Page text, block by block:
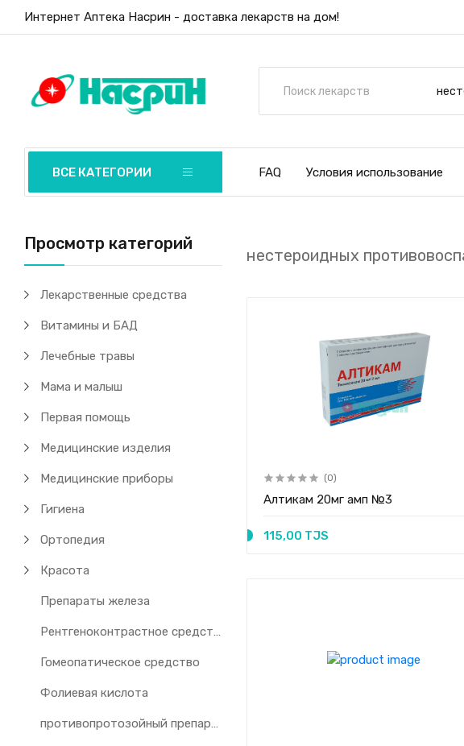
Интернет Аптека Насрин - доставка лекарств на дом!
ВСЕ КАТЕГОРИИ FAQ Условия использование
Просмотр категорий
Лекарственные средства
Витамины и БАД
Лечебные травы
Мама и малыш
Первая помощь
Медицинские изделия
Медицинские приборы
Гигиена
Ортопедия
Красота
Препараты железа
Рентгеноконтрастное средство
Гомеопатическое средство
Фолиевая кислота
противопротозойный препарат
нестероидных
(0)
Алтикам 20мг амп №3
115,00 TJS